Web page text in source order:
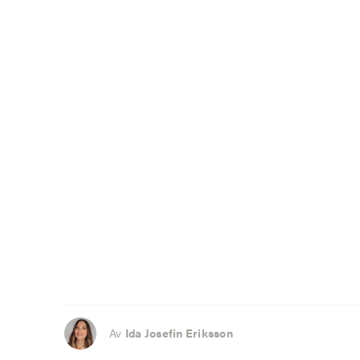
Av Ida Josefin Eriksson